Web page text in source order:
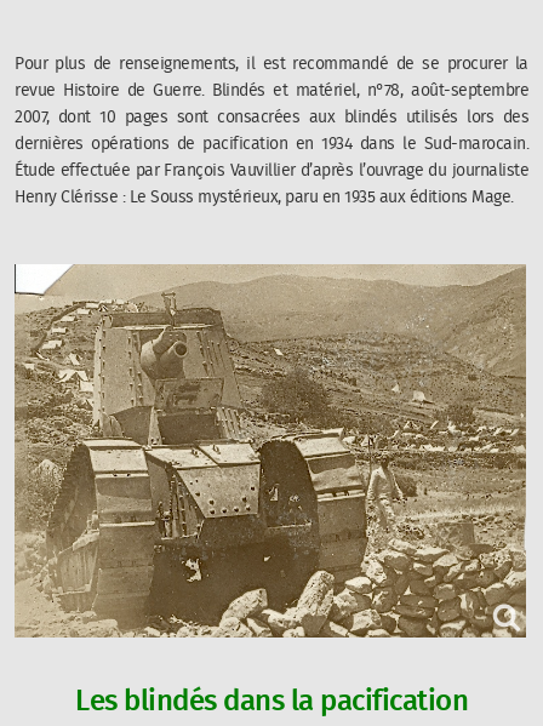
Pour plus de renseignements, il est recommandé de se procurer la
revue Histoire de Guerre. Blindés et matériel, n°78, août-septembre
2007, dont 10 pages sont consacrées aux blindés utilisés lors des
dernières opérations de pacification en 1934 dans le Sud-marocain.
Étude effectuée par François Vauvillier d’après l’ouvrage du journaliste
Henry Clérisse :Le Souss mystérieux, paru en 1935 aux éditions Mage.
Les blindés dans la pacification